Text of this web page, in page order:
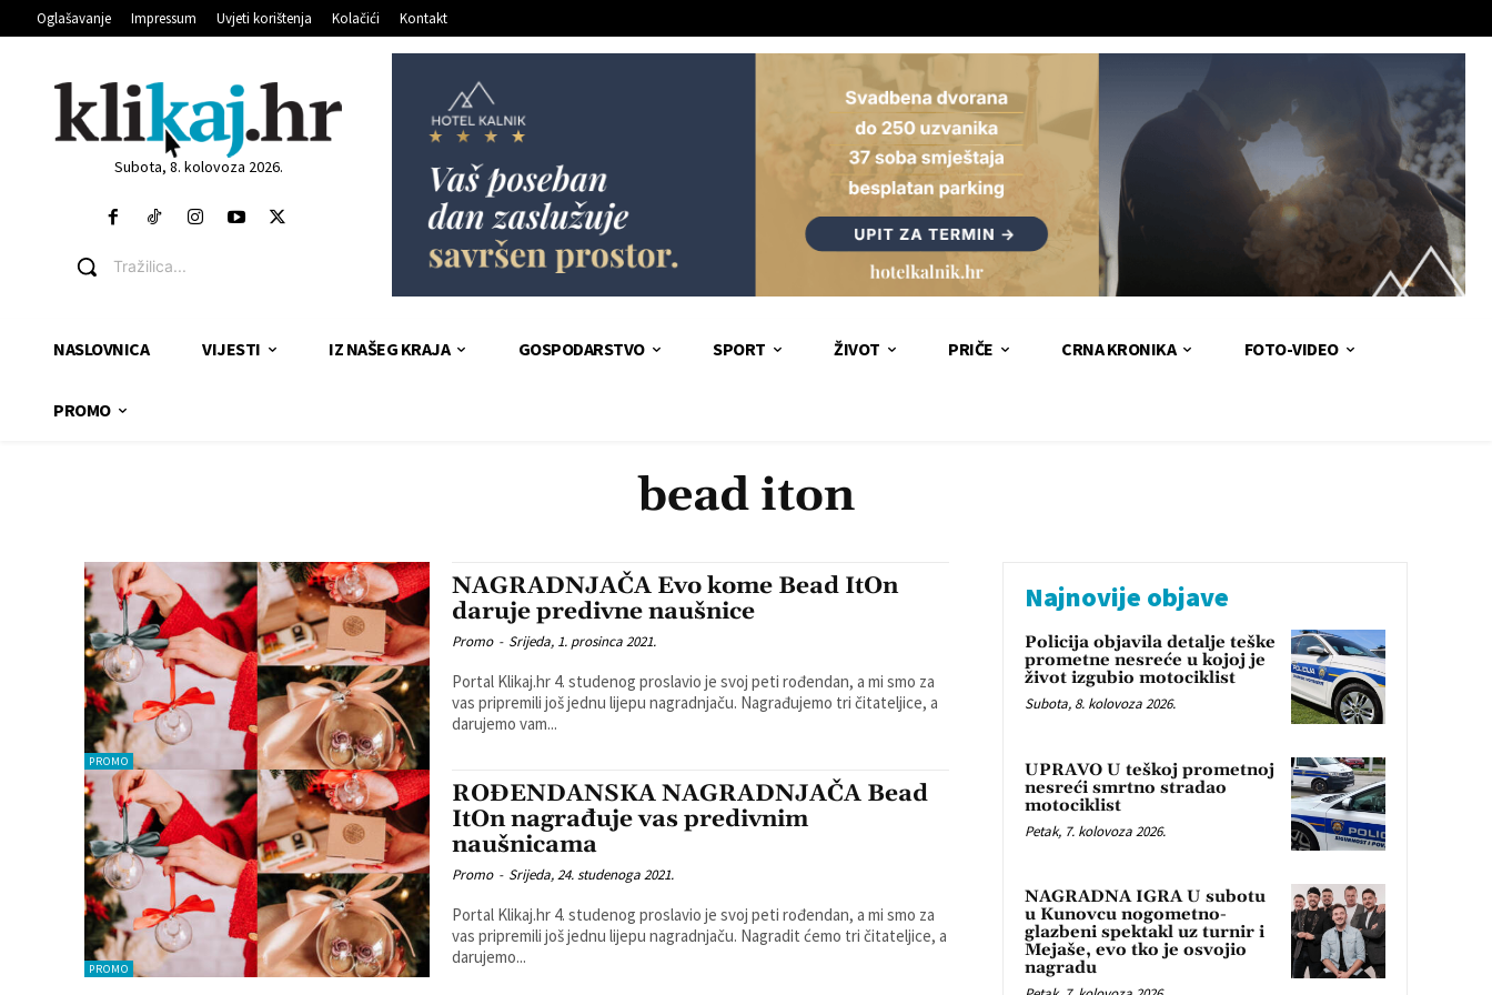
Oglašavanje Impressum Uvjeti korištenja Kolačići Kontakt
Subota, 8. kolovoza 2026.
Tražilica...
NASLOVNICA VIJESTI IZ NAŠEG KRAJA GOSPODARSTVO SPORT ŽIVOT PRIČE CRNA KRONIKA FOTO-VIDEO
PROMO
bead iton
PROMO
NAGRADNJAČA Evo kome Bead ItOn
daruje predivne naušnice
Promo - Srijeda, 1. prosinca 2021.
Portal Klikaj.hr 4. studenog proslavio je svoj peti rođendan, a mi smo za
vas pripremili još jednu lijepu nagradnjaču. Nagrađujemo tri čitateljice, a
darujemo vam...
PROMO
ROĐENDANSKA NAGRADNJAČA Bead
ItOn nagrađuje vas predivnim
naušnicama
Promo - Srijeda, 24. studenoga 2021.
Portal Klikaj.hr 4. studenog proslavio je svoj peti rođendan, a mi smo za
vas pripremili još jednu lijepu nagradnjaču. Nagradit ćemo tri čitateljice, a
darujemo...
Najnovije objave
Policija objavila detalje teške
prometne nesreće u kojoj je
život izgubio motociklist
Subota, 8. kolovoza 2026.
UPRAVO U teškoj prometnoj
nesreći smrtno stradao
motociklist
Petak, 7. kolovoza 2026.
NAGRADNA IGRA U subotu
u Kunovcu nogometno-
glazbeni spektakl uz turnir i
Mejaše, evo tko je osvojio
nagradu